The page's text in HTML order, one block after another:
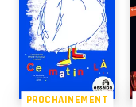
PROCHAINEMENT